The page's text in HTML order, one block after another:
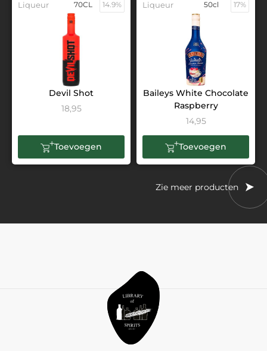
Liqueur 70CL 14.9%
Devil Shot
18,95
Toevoegen
Liqueur 50cl 17%
Baileys White Chocolate
Raspberry
14,95
Toevoegen
Zie meer producten